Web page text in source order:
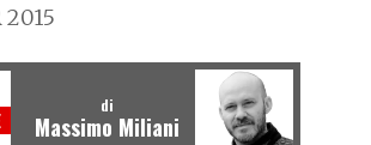
di
Massimo Miliani